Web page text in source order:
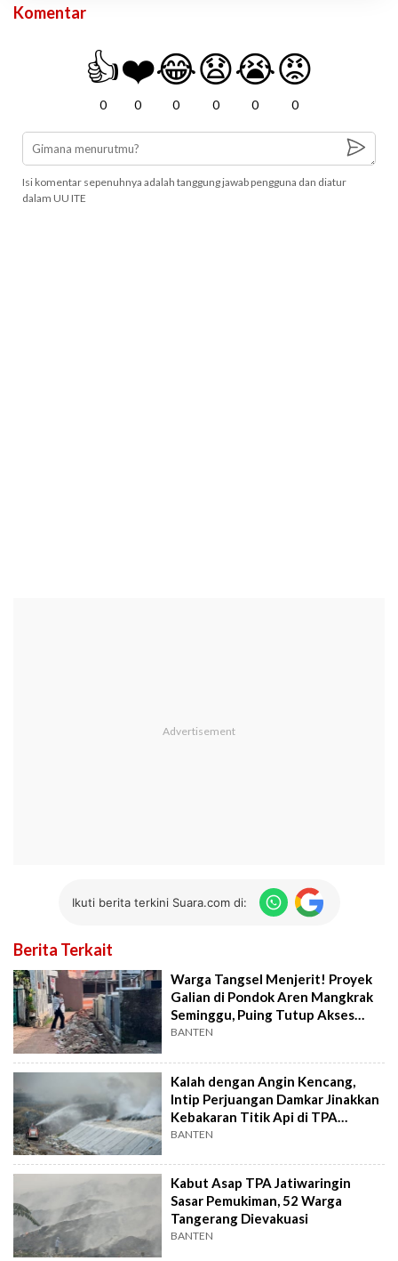
Komentar
👍
0
❤️
0
😂
0
😧
0
😭
0
😡
0
Isi komentar sepenuhnya adalah tanggung jawab pengguna dan diatur
dalam UU ITE
Ikuti berita terkini Suara.com di:
Berita Terkait
Warga Tangsel Menjerit! Proyek
Galian di Pondok Aren Mangkrak
Seminggu, Puing Tutup Akses
Jalan
BANTEN
Kalah dengan Angin Kencang,
Intip Perjuangan Damkar Jinakkan
Kebakaran Titik Api di TPA
Jatiwaringin
BANTEN
Kabut Asap TPA Jatiwaringin
Sasar Pemukiman, 52 Warga
Tangerang Dievakuasi
BANTEN